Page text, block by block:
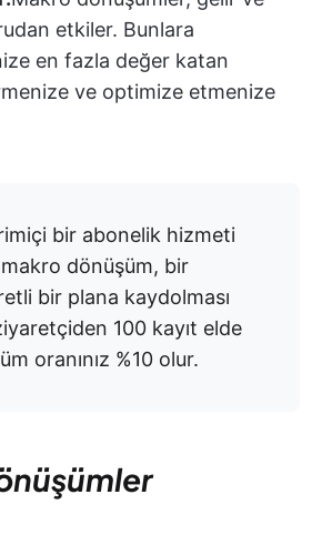
etkiler. Bunlara
en fazla değer katan
ve optimize etmenize
bir abonelik hizmeti
dönüşüm, bir
bir plana kaydolması
100 kayıt elde
oranınız %10 olur.